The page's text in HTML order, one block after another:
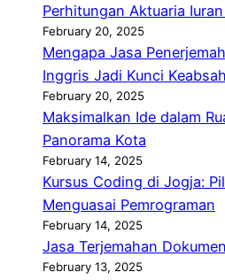
Perhitungan Aktuaria
February 20, 2025
Mengapa Jasa
Inggris Jadi Kunci
February 20, 2025
Maksimalkan Ide dalam
Panorama Kota
February 14, 2025
Kursus Coding di Jogja:
Menguasai Pemrograman
February 14, 2025
Jasa Terjemahan
February 13, 2025